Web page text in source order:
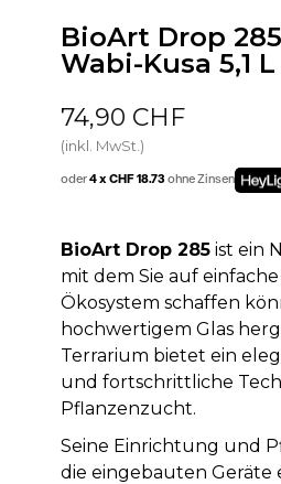
BioArt Drop
Wabi-Kusa 5,1 L
74,90 CHF
(inkl. MwSt.)
oder4 x CHF 18.73ohne Zinsen
BioArt Drop 285ist ein
mit dem Sie auf
Ökosystem schaffen
hochwertigem Glas
Terrarium bietet ein
und fortschrittliche
Pflanzenzucht.
Seine Einrichtung und
die eingebauten Geräte